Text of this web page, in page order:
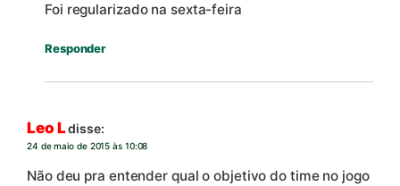
Foi regularizado na sexta-feira
Responder
Leo Ldisse:
24 de maio de 2015 às 10:08
Não deu pra entender qual o objetivo do time no jogo